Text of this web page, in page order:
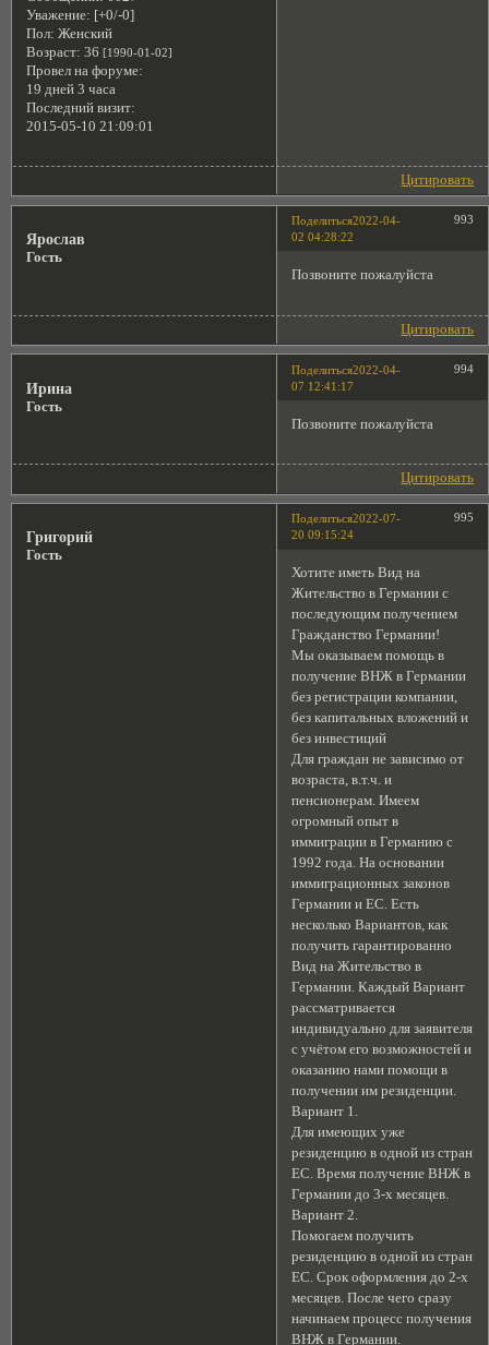
Уважение: [+0/-0]
Пол: Женский
Возраст: 36 [1990-01-02]
Провел на форуме:
19 дней 3 часа
Последний визит:
2015-05-10 21:09:01
Цитировать
Поделиться 993
2022-04-
02 04:28:22
Ярослав
Гость
Позвоните пожалуйста
Цитировать
Поделиться 994
2022-04-
07 12:41:17
Ирина
Гость
Позвоните пожалуйста
Цитировать
Поделиться 995
2022-07-
20 09:15:24
Григорий
Гость
Хотите иметь Вид на
Жительство в Германии с
последующим получением
Гражданство Германии!
Мы оказываем помощь в
получение ВНЖ в Германии
без регистрации компании,
без капитальных вложений и
без инвестиций
Для граждан не зависимо от
возраста, в.т.ч. и
пенсионерам. Имеем
огромный опыт в
иммиграции в Германию с
1992 года. На основании
иммиграционных законов
Германии и EC. Есть
несколько Вариантов, как
получить гарантированно
Вид на Жительство в
Германии. Каждый Вариант
рассматривается
индивидуально для заявителя
с учётом его возможностей и
оказанию нами помощи в
получении им резиденции.
Вариант 1.
Для имеющих уже
резиденцию в одной из стран
EC. Время получение ВНЖ в
Германии до 3-х месяцев.
Вариант 2.
Помогаем получить
резиденцию в одной из стран
EC. Срок оформления до 2-х
месяцев. После чего сразу
начинаем процесс получения
ВНЖ в Германии.